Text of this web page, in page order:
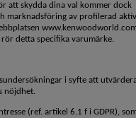
att skydda dina val kommer dock
marknadsföring av profilerad
detta specifika varumärke.
i syfte att
nöjdhet.
(ref. artikel 6.1 f i GDPR),